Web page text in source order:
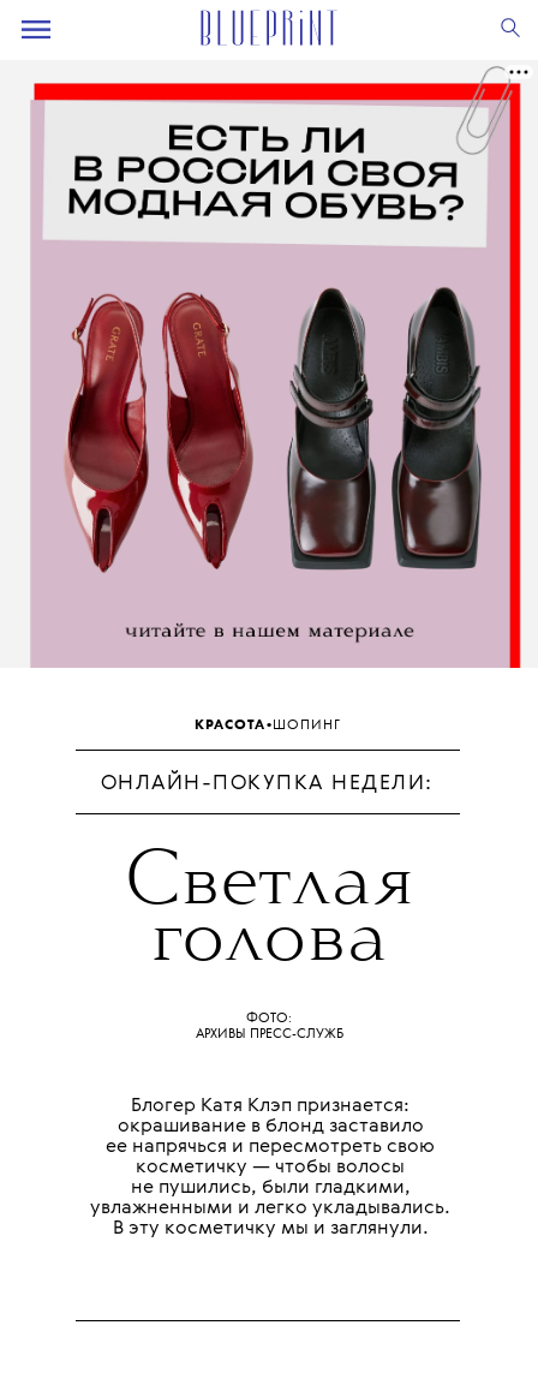
КРАСОТА•ШОПИНГ
ОНЛАЙН-ПОКУПКА НЕДЕЛИ:
Светлая
голова
ФОТО:
АРХИВЫ ПРЕСС-СЛУЖБ
Блогер Катя Клэп признается:
окрашивание в блонд заставило
ее напрячься и пересмотреть свою
косметичку — чтобы волосы
не пушились, были гладкими,
увлажненными и легко укладывались.
В эту косметичку мы и заглянули.